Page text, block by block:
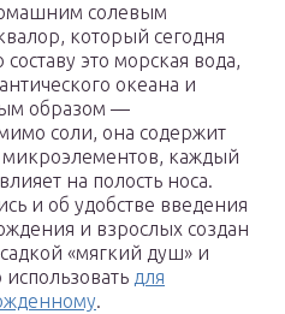
солевым
который сегодня
это морская вода,
океана и
образом —
соли, она содержит
каждый
на полость носа.
и об удобстве введения
и взрослых создан
«мягкий душ» и
для
.